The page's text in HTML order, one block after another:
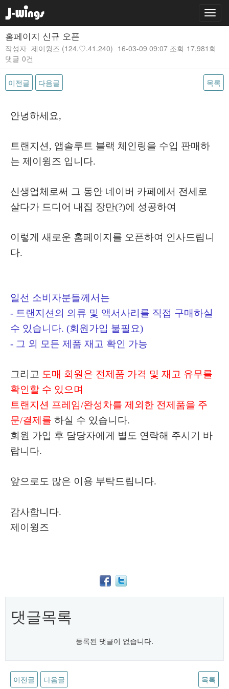
홈페이지 신규 오픈
작성자 제이윙즈 (124.♡.41.240) 16-03-09 09:07 조회 17,981회
댓글 0건
이전글 다음글 목록
본문
안녕하세요,
트랜지션, 앱솔루트 블랙 체인링을 수입 판매하
는 제이윙즈 입니다.
신생업체로써 그 동안 네이버 카페에서 전세로
살다가 드디어 내집 장만(?)에 성공하여
이렇게 새로운 홈페이지를 오픈하여 인사드립니
다.
일선 소비자분들께서는
- 트랜지션의 의류 및 액서사리를 직접 구매하실
수 있습니다. (회원가입 불필요)
- 그 외 모든 제품 재고 확인 가능
그리고 도매 회원은 전제품 가격 및 재고 유무를
확인할 수 있으며
트랜지션 프레임/완성차를 제외한 전제품을 주
문/결제를 하실 수 있습니다.
회원 가입 후 담당자에게 별도 연락해 주시기 바
랍니다.
앞으로도 많은 이용 부탁드립니다.
감사합니다.
제이윙즈
댓글목록
등록된 댓글이 없습니다.
이전글 다음글 목록